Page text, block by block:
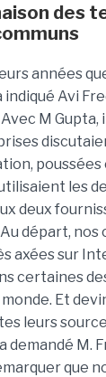
des
années
indiqué Avi
M
les
deux
départ,
axées sur
certaines
Et
leurs
demandé M.
que